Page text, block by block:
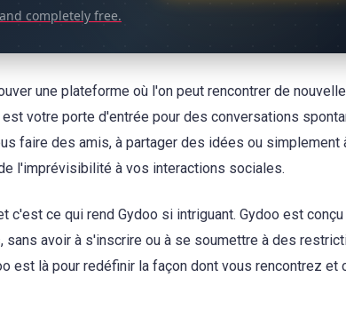
completely free.
une plateforme où l'on peut rencontrer de
votre porte d'entrée pour des conversations
faire des amis, à partager des idées ou simplement
l'imprévisibilité à vos interactions sociales.
ce qui rend Gydoo si intriguant. Gydoo est
avoir à s'inscrire ou à se soumettre à des
est là pour redéfinir la façon dont vous rencontrez et